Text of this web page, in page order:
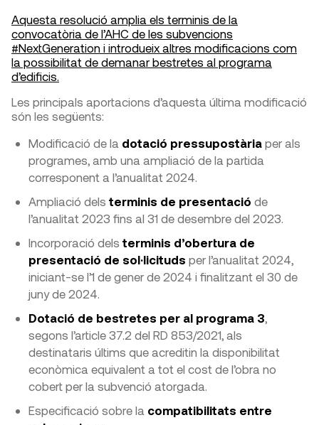
Aquesta resolució amplia els terminis de la
convocatòria de l’AHC de les subvencions
#NextGeneration i introdueix altres modificacions com
la possibilitat de demanar bestretes al programa
d’edificis.
Les principals aportacions d’aquesta última modificació
són les següents:
Modificació de la dotació pressupostària per als
programes, amb una ampliació de la partida
corresponent a l’anualitat 2024.
Ampliació dels terminis de presentació de
l’anualitat 2023 fins al 31 de desembre del 2023.
Incorporació dels terminis d’obertura de
presentació de sol·licituds per l’anualitat 2024,
iniciant-se l’1 de gener de 2024 i finalitzant el 30 de
juny de 2024.
Dotació de bestretes per al programa 3,
segons l’article 37.2 del RD 853/2021, als
destinataris últims que acreditin la disponibilitat
econòmica equivalent a tot el cost de l’obra no
cobert per la subvenció atorgada.
Especificació sobre la compatibilitats entre